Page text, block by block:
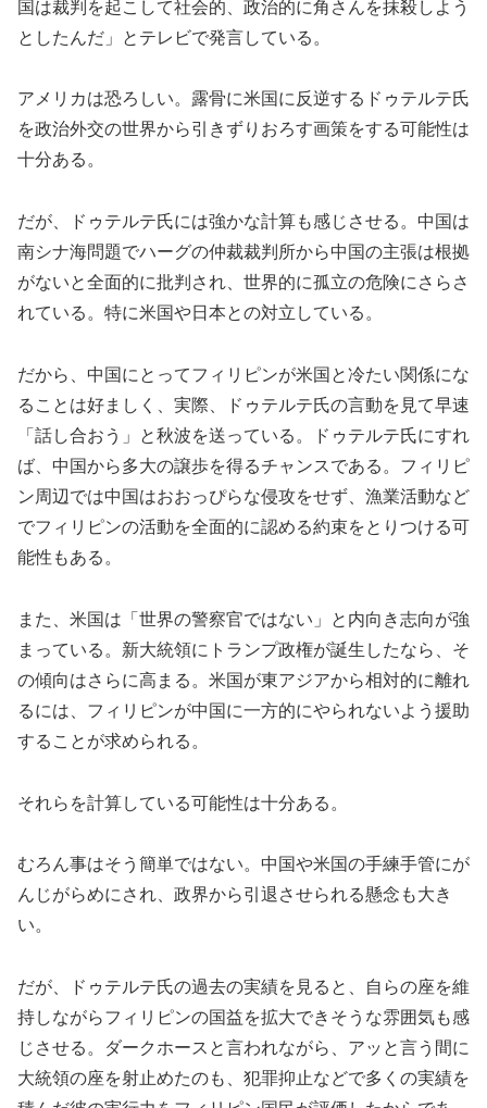
国は裁判を起こして社会的、政治的に角さんを抹殺しよう
としたんだ」とテレビで発言している。
アメリカは恐ろしい。露骨に米国に反逆するドゥテルテ氏
を政治外交の世界から引きずりおろす画策をする可能性は
十分ある。
だが、ドゥテルテ氏には強かな計算も感じさせる。中国は
南シナ海問題でハーグの仲裁裁判所から中国の主張は根拠
がないと全面的に批判され、世界的に孤立の危険にさらさ
れている。特に米国や日本との対立している。
だから、中国にとってフィリピンが米国と冷たい関係にな
ることは好ましく、実際、ドゥテルテ氏の言動を見て早速
「話し合おう」と秋波を送っている。ドゥテルテ氏にすれ
ば、中国から多大の譲歩を得るチャンスである。フィリピ
ン周辺では中国はおおっぴらな侵攻をせず、漁業活動など
でフィリピンの活動を全面的に認める約束をとりつける可
能性もある。
また、米国は「世界の警察官ではない」と内向き志向が強
まっている。新大統領にトランプ政権が誕生したなら、そ
の傾向はさらに高まる。米国が東アジアから相対的に離れ
るには、フィリピンが中国に一方的にやられないよう援助
することが求められる。
それらを計算している可能性は十分ある。
むろん事はそう簡単ではない。中国や米国の手練手管にが
んじがらめにされ、政界から引退させられる懸念も大き
い。
だが、ドゥテルテ氏の過去の実績を見ると、自らの座を維
持しながらフィリピンの国益を拡大できそうな雰囲気も感
じさせる。ダークホースと言われながら、アッと言う間に
大統領の座を射止めたのも、犯罪抑止などで多くの実績を